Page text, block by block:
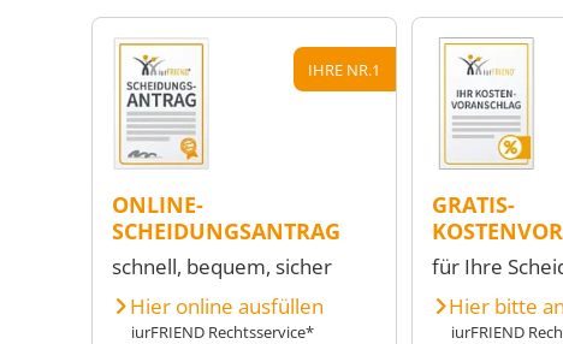
IHRE NR.1
ONLINE-
SCHEIDUNGSANTRAG
schnell, bequem, sicher
Hier online ausfüllen
iurFRIEND Rechtsservice*
GRATIS-
für Ihre
Hier bitte
iurFRIEND